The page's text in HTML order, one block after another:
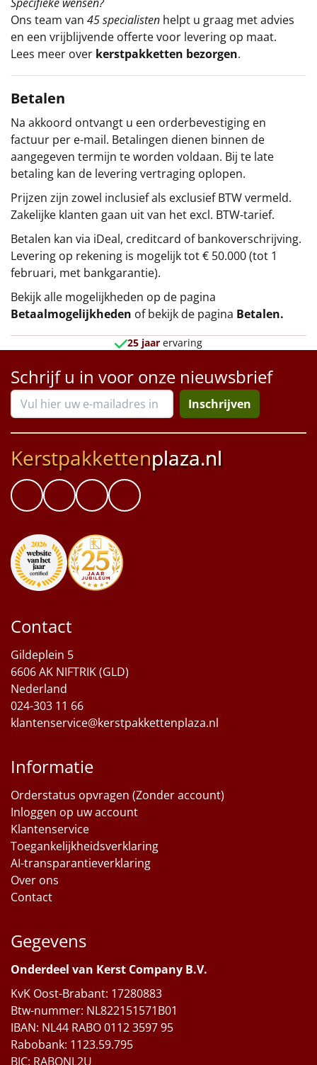
Ons team van 45 specialisten helpt u graag met advies
en een vrijblijvende offerte voor levering op maat.
Lees meer over kerstpakketten bezorgen.
Betalen
Na akkoord ontvangt u een orderbevestiging en
factuur per e-mail. Betalingen dienen binnen de
aangegeven termijn te worden voldaan. Bij te late
betaling kan de levering vertraging oplopen.
Prijzen zijn zowel inclusief als exclusief BTW vermeld.
Zakelijke klanten gaan uit van het excl. BTW-tarief.
Betalen kan via iDeal, creditcard of bankoverschrijving.
Levering op rekening is mogelijk tot € 50.000 (tot 1
februari, met bankgarantie).
Bekijk alle mogelijkheden op de pagina
Betaalmogelijkheden of bekijk de pagina Betalen.
25 jaar ervaring
Schrijf u in voor onze nieuwsbrief
Inschrijven
Kerstpakkettenplaza.nl
Contact
Gildeplein 5
6606 AK NIFTRIK (GLD)
Nederland
024-303 11 66
klantenservice@kerstpakkettenplaza.nl
Informatie
Orderstatus opvragen (Zonder account)
Inloggen op uw account
Klantenservice
Toegankelijkheidsverklaring
AI-transparantieverklaring
Over ons
Contact
Gegevens
Onderdeel van Kerst Company B.V.
KvK Oost-Brabant: 17280883
Btw-nummer: NL822151571B01
IBAN: NL44 RABO 0112 3597 95
Rabobank: 1123.59.795
BIC: RABONL2U